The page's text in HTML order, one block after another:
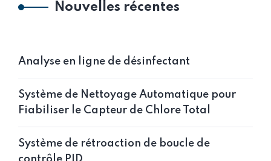
Nouvelles récentes
Analyse en ligne de désinfectant
Système de Nettoyage Automatique pour
Fiabiliser le Capteur de Chlore Total
Système de rétroaction de boucle de